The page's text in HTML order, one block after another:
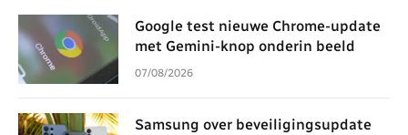
Google test nieuwe Chrome-update
met Gemini-knop onderin beeld
07/08/2026
Samsung over beveiligingsupdate